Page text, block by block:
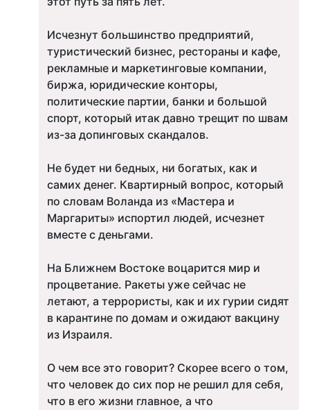
Исчезнут большинство предприятий,
туристический бизнес, рестораны и кафе,
рекламные и маркетинговые компании,
биржа, юридические конторы,
политические партии, банки и большой
спорт, который итак давно трещит по швам
из-за допинговых скандалов.
Не будет ни бедных, ни богатых, как и
самих денег. Квартирный вопрос, который
по словам Воланда из «Мастера и
Маргариты» испортил людей, исчезнет
вместе с деньгами.
На Ближнем Востоке воцарится мир и
процветание. Ракеты уже сейчас не
летают, а террористы, как и их гурии сидят
в карантине по домам и ожидают вакцину
из Израиля.
О чем все это говорит? Скорее всего о том,
что человек до сих пор не решил для себя,
что в его жизни главное, а что